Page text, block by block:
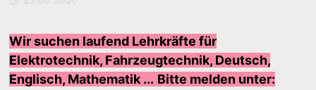
Wir suchen laufend Lehrkräfte für
Elektrotechnik, Fahrzeugtechnik, Deutsch,
Englisch, Mathematik ... Bitte melden unter: